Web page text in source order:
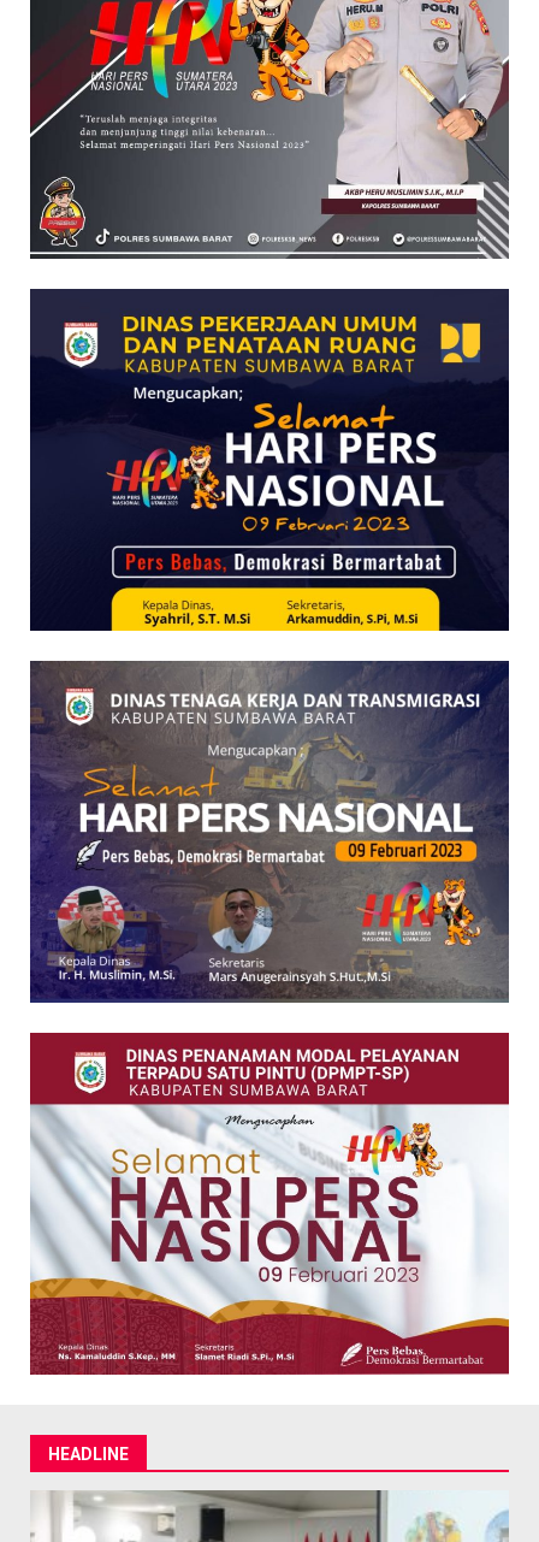
HEADLINE